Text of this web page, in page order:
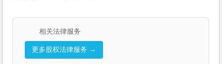
相关法律服务
更多股权法律服务 →